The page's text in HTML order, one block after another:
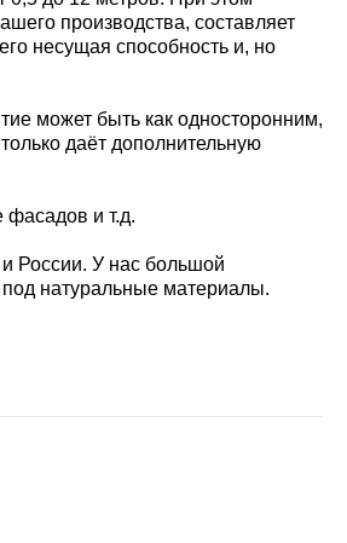
производства, составляет
несущая способность и, но
может быть как односторонним,
даёт дополнительную
фасадов и т.д.
и России. У нас большой
натуральные материалы.